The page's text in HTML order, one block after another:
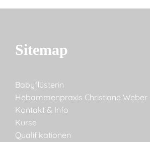
Sitemap
Babyflüsterin
Hebammenpraxis Christiane Weber
Kontakt & Info
Kurse
Qualifikationen